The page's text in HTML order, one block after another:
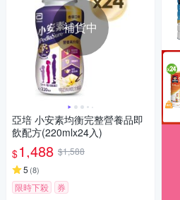
補貨中
亞培 小安素均衡完整營養品即
飲配方(220mlx24入)
$1,488 $1,588
5 (8)
限時下殺 券